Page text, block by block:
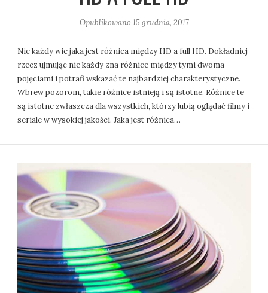
Opublikowano 15 grudnia, 2017
Nie każdy wie jaka jest różnica między HD a full HD. Dokładniej
rzecz ujmując nie każdy zna różnice między tymi dwoma
pojęciami i potrafi wskazać te najbardziej charakterystyczne.
Wbrew pozorom, takie różnice istnieją i są istotne. Różnice te
są istotne zwłaszcza dla wszystkich, którzy lubią oglądać filmy i
seriale w wysokiej jakości. Jaka jest różnica…